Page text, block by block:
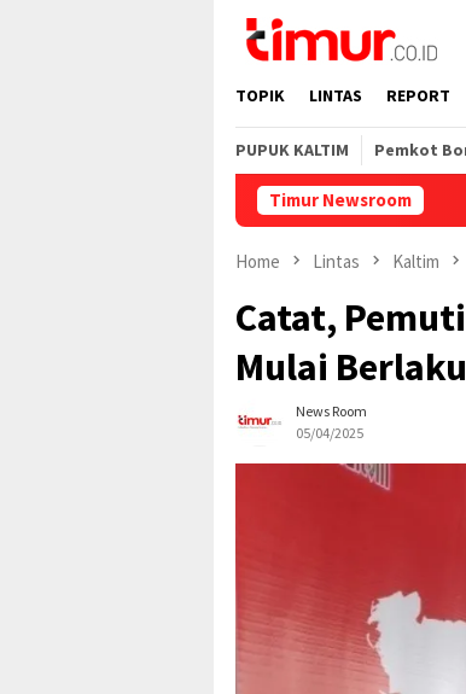
content
TOPIK LINTAS REPORT
PUPUK KALTIM Pemkot
Timur Newsroom
Home Lintas Kaltim
Catat,
Mulai
News Room
05/04/2025